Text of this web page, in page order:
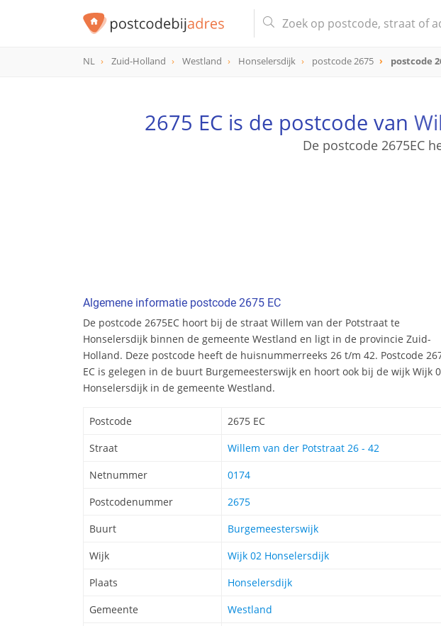
NL Zuid-Holland Westland Honselersdijk postcode 2675 postcode
2675 EC is de postcode van
De postcode 2675EC
Algemene informatie postcode 2675 EC
De postcode 2675EC hoort bij de straat Willem van der Potstraat te
Honselersdijk binnen de gemeente Westland en ligt in de provincie Zuid-
Holland. Deze postcode heeft de huisnummerreeks 26 t/m 42. Postcode
EC is gelegen in de buurt Burgemeesterswijk en hoort ook bij de wijk Wijk
Honselersdijk in de gemeente Westland.
Postcode
2675 EC
Straat
Willem van der Potstraat 26 - 42
Netnummer
0174
Postcodenummer
2675
Buurt
Burgemeesterswijk
Wijk
Wijk 02 Honselersdijk
Plaats
Honselersdijk
Gemeente
Westland